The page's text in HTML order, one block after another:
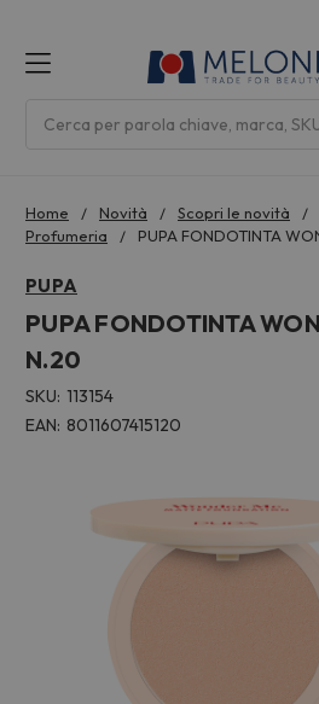
Home Novità Scopri le novità
Profumeria
PUPA FONDOTINTA
PUPA
PUPA FONDOTINTA
N.20
SKU: 113154
EAN: 8011607415120